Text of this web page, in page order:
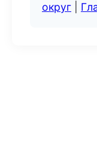
округ